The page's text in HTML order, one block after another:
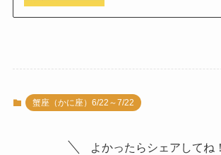
蟹座（かに座）6/22～7/22
よかったらシェアしてね！